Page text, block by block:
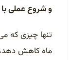
و شروع عملی با
تنها چیزی که
ماه کاهش دهد،